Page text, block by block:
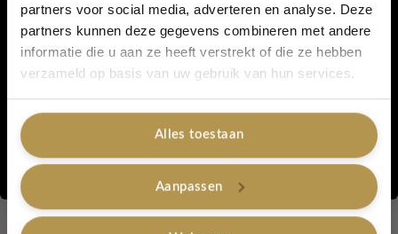
partners voor social media, adverteren en analyse. Deze
partners kunnen deze gegevens combineren met andere
informatie die u aan ze heeft verstrekt of die ze hebben
verzameld op basis van uw gebruik van hun services.
Alles toestaan
Aanpassen
Artikelnummer:
Categorieën: Badkamer, Lovely Care, Lovely Label with Love - merk
Tags: duurzaam ,handgemaakt ,showerpuff,badspons
Gerelateerde producten
Ja, graag!
Nee, bedankt